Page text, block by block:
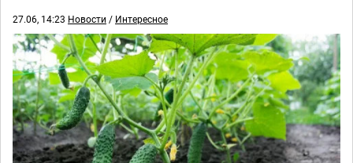
27.06, 14:23 Новости / Интересное